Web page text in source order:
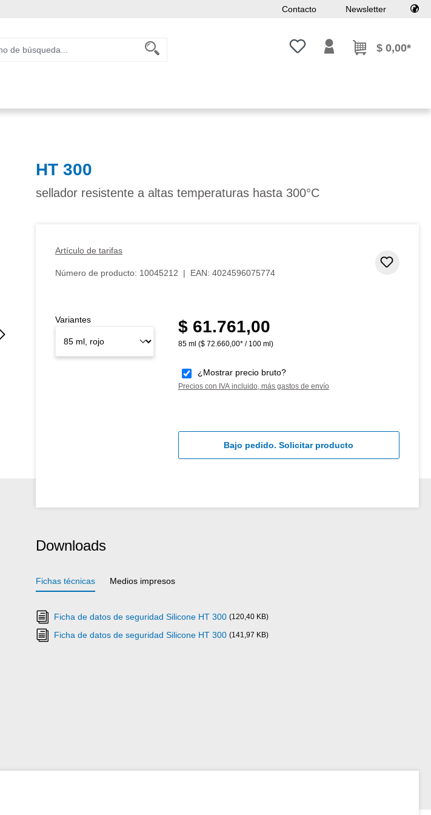
Contacto Newsletter
Tienes 0 artículos en tu lista de
$ 0,00*
HT 300
sellador resistente a altas temperaturas hasta 300°C
Artículo de tarifas
Número de producto: 10045212 | EAN: 4024596075774
Precio normal:
$ 61.761,00
85 ml ($ 72.660,00* / 100 ml)
¿Mostrar precio bruto?
Precios con IVA incluido, más gastos de envío
Variantes
Bajo pedido. Solicitar producto
Downloads
Fichas técnicas Medios impresos
Ficha de datos de seguridad Silicone HT 300 (120,40 KB)
Ficha de datos de seguridad Silicone HT 300 (141,97 KB)